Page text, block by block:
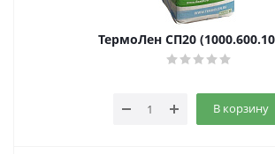
ТермоЛен СП20
В корзину